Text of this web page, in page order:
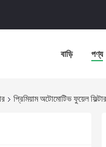
বাড়ি পণ্য
প্রিমিয়াম অটোমোটিভ ফুয়েল